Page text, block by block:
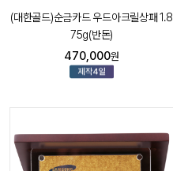
(대한골드)순금카드 우드아크릴상패 1.8
75g(반돈)
470,000원